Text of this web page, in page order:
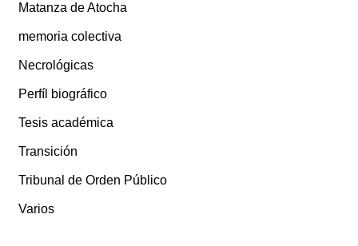
Matanza de Atocha
memoria colectiva
Necrológicas
Perfíl biográfico
Tesis académica
Transición
Tribunal de Orden Público
Varios